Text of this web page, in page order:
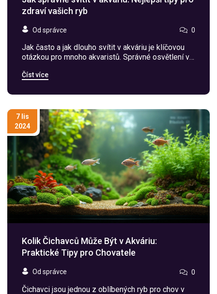
zdraví vašich ryb
Od správce 0
Jak často a jak dlouho svítit v akváriu je klíčovou
otázkou pro mnoho akvaristů. Správné osvětlení v
také ovlivňuje zdraví a chování ryb. Tento článek
užitečné tipy a zajímavosti, které pomohou zajistit,
kvetoucí. Nechte se inspirovat našimi radami a
vytvořte svým vodním mazlíčkům ideální domov.
Číst více
7 lis
2024
Kolik Čichavců Může Být v Akváriu:
Praktické Tipy pro Chovatele
Od správce 0
Čichavci jsou jednou z oblíbených ryb pro chov v